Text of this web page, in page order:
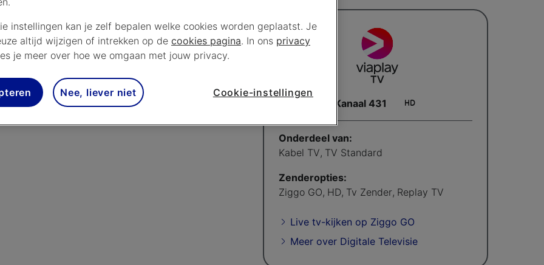
Daar geniet je van de hoogtepunten van het
op vrijdag én samenvattingen van alle
F1-nieuws met raceprogramma's zoals
en In de slipstream met Anne-Greet
zie je samenvattingen en enkele live
en enkele volledige wedstrijden van
Kanaal 431
Onderdeel van:
Kabel TV, TV Standard
Zenderopties:
Ziggo GO, HD, Tv Zender, Replay TV
Live tv-kijken op Ziggo GO
Meer over Digitale Televisie
instellingen kan je zelf bepalen welke cookies worden geplaatst. Je
altijd wijzigen of intrekken op de cookies pagina. In ons privacy
je meer over hoe we omgaan met jouw privacy.
Nee, liever niet Cookie-instellingen